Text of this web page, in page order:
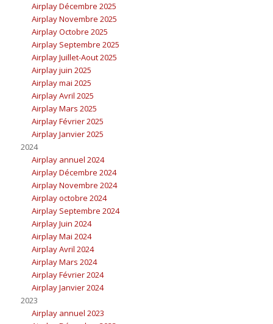
Airplay Décembre 2025
Airplay Novembre 2025
Airplay Octobre 2025
Airplay Septembre 2025
Airplay Juillet-Aout 2025
Airplay juin 2025
Airplay mai 2025
Airplay Avril 2025
Airplay Mars 2025
Airplay Février 2025
Airplay Janvier 2025
2024
Airplay annuel 2024
Airplay Décembre 2024
Airplay Novembre 2024
Airplay octobre 2024
Airplay Septembre 2024
Airplay Juin 2024
Airplay Mai 2024
Airplay Avril 2024
Airplay Mars 2024
Airplay Février 2024
Airplay Janvier 2024
2023
Airplay annuel 2023